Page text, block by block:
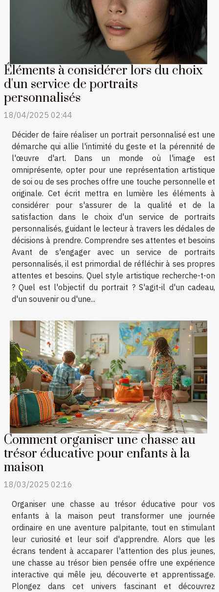
Éléments à considérer lors du choix
d'un service de portraits
personnalisés
18/04/2025 02:44
Décider de faire réaliser un portrait personnalisé est une
démarche qui allie l'intimité du geste et la pérennité de
l'œuvre d'art. Dans un monde où l'image est
omniprésente, opter pour une représentation artistique
de soi ou de ses proches offre une touche personnelle et
originale. Cet écrit mettra en lumière les éléments à
considérer pour s'assurer de la qualité et de la
satisfaction dans le choix d'un service de portraits
personnalisés, guidant le lecteur à travers les dédales de
décisions à prendre. Comprendre ses attentes et besoins
Avant de s'engager avec un service de portraits
personnalisés, il est primordial de réfléchir à ses propres
attentes et besoins. Quel style artistique recherche-t-on
? Quel est l'objectif du portrait ? S'agit-il d'un cadeau,
d'un souvenir ou d'une...
Comment organiser une chasse au
trésor éducative pour enfants à la
maison
18/03/2025 02:16
Organiser une chasse au trésor éducative pour vos
enfants à la maison peut transformer une journée
ordinaire en une aventure palpitante, tout en stimulant
leur curiosité et leur soif d'apprendre. Alors que les
écrans tendent à accaparer l'attention des plus jeunes,
une chasse au trésor bien pensée offre une expérience
interactive qui mêle jeu, découverte et apprentissage.
Plongez dans cet univers fascinant et découvrez